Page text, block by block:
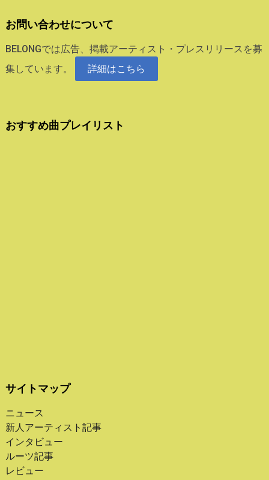
お問い合わせについて
BELONGでは広告、掲載アーティスト・プレスリリースを募
集しています。
詳細はこちら
おすすめ曲プレイリスト
サイトマップ
ニュース
新人アーティスト記事
インタビュー
ルーツ記事
レビュー